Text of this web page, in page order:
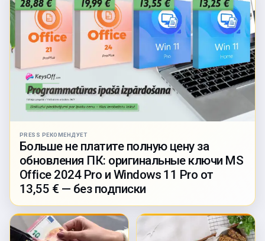
PRESS РЕКОМЕНДУЕТ
Больше не платите полную цену за
обновления ПК: оригинальные ключи MS
Office 2024 Pro и Windows 11 Pro от
13,55 € — без подписки